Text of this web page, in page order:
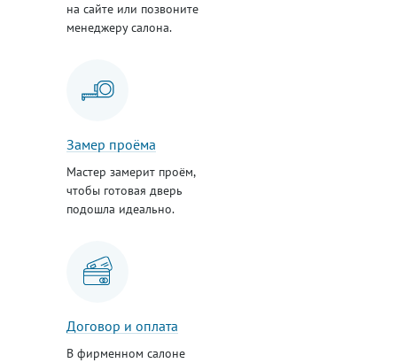
на сайте или позвоните
менеджеру салона.
Замер проёма
Мастер замерит проём,
чтобы готовая дверь
подошла идеально.
Договор и оплата
В фирменном салоне